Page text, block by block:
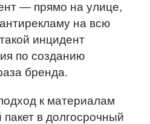
— прямо на улице,
на всю
инцидент
по созданию
бренда.
к материалам
в долгосрочный